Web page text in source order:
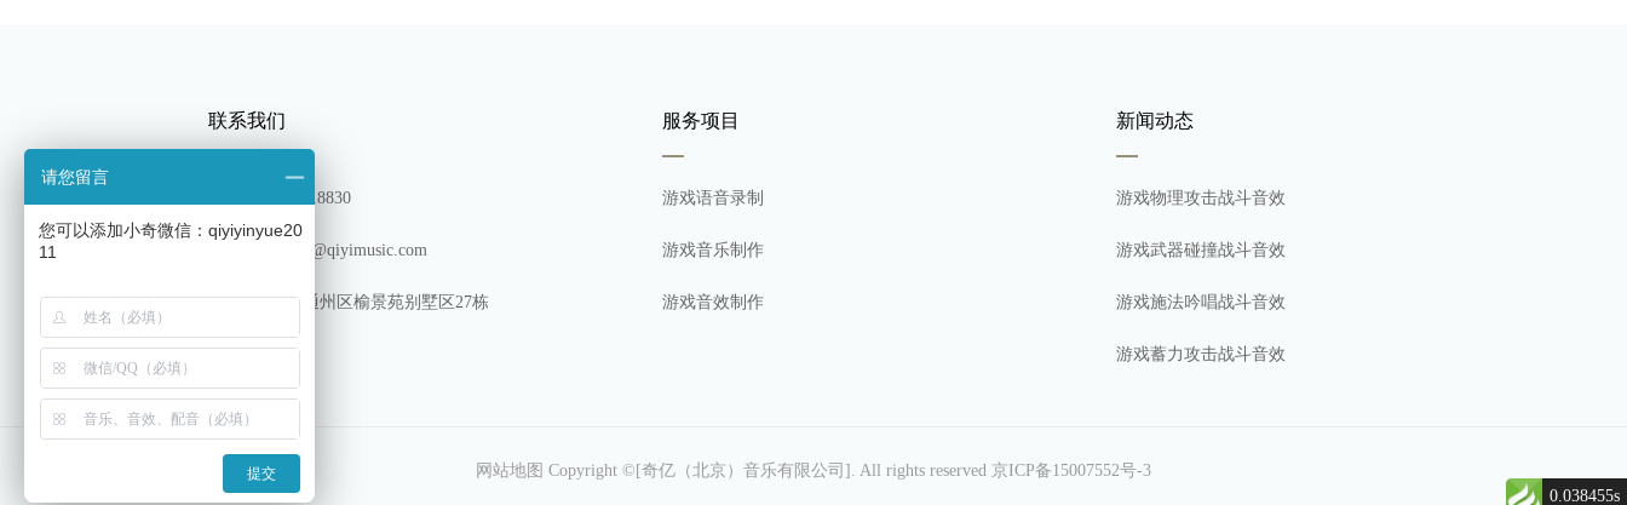
联系我们
TEL：13180318830
邮箱: shichang@qiyimusic.com
地址: 北京市通州区榆景苑别墅区27栋
服务项目
游戏语音录制
游戏音乐制作
游戏音效制作
新闻动态
游戏物理攻击战斗音效
游戏武器碰撞战斗音效
游戏施法吟唱战斗音效
游戏蓄力攻击战斗音效
网站地图 Copyright ©[奇亿（北京）音乐有限公司]. All rights reserved 京ICP备15007552号-3
0.038455s
请您留言
您可以添加小奇微信：qiyiyinyue20
11
提交